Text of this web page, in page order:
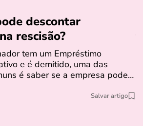
descontar
rescisão​?
tem um Empréstimo
e é demitido, uma das
é saber se a empresa pode…
Salvar artigo